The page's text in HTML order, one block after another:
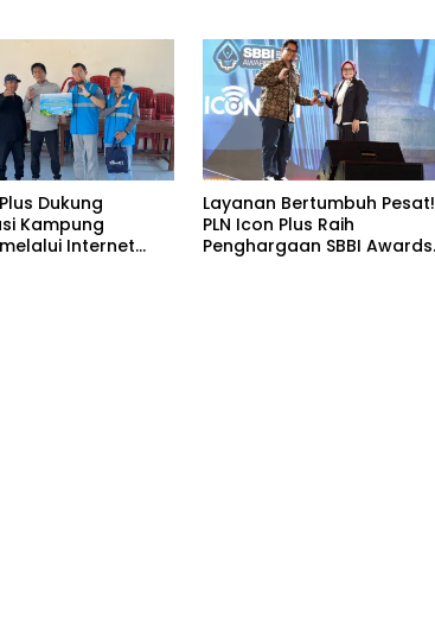
Dukung
Kampung
Internet
Layanan Bertumbuh Pesat!
PLN Icon Plus Raih
Penghargaan SBBI Awards